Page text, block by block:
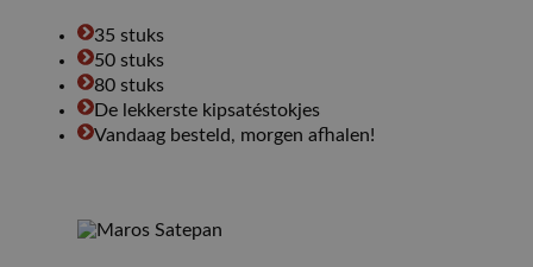
35 stuks
50 stuks
80 stuks
De lekkerste kipsatéstokjes
Vandaag besteld, morgen afhalen!